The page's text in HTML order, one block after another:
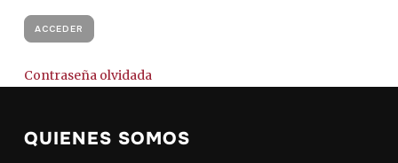
Contraseña olvidada
QUIENES SOMOS